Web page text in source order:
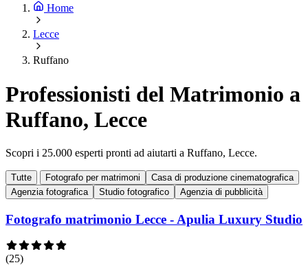
Home
Lecce
Ruffano
Professionisti del Matrimonio a
Ruffano, Lecce
Scopri i 25.000 esperti pronti ad aiutarti a Ruffano, Lecce.
Tutte Fotografo per matrimoni
Casa di produzione cinematografica
Agenzia fotografica
Studio fotografico Agenzia di pubblicità
Fotografo matrimonio Lecce - Apulia Luxury Studio
(25)